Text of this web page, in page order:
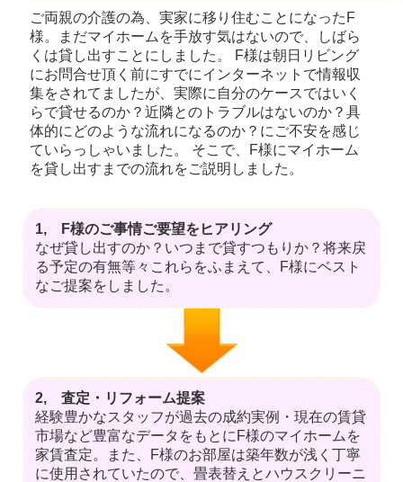
ご両親の介護の為、実家に移り住むことになったF
様。まだマイホームを手放す気はないので、しばら
くは貸し出すことにしました。 F様は朝日リビング
にお問合せ頂く前にすでにインターネットで情報収
集をされてましたが、実際に自分のケースではいく
らで貸せるのか？近隣とのトラブルはないのか？具
体的にどのような流れになるのか？にご不安を感じ
ていらっしゃいました。 そこで、F様にマイホーム
を貸し出すまでの流れをご説明しました。
1, F様のご事情ご要望をヒアリング
なぜ貸し出すのか？いつまで貸すつもりか？将来戻
る予定の有無等々これらをふまえて、F様にベスト
なご提案をしました。
2, 査定・リフォーム提案
経験豊かなスタッフが過去の成約実例・現在の賃貸
市場など豊富なデータをもとにF様のマイホームを
家賃査定。また、F様のお部屋は築年数が浅く丁寧
に使用されていたので、畳表替えとハウスクリーニ